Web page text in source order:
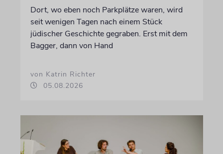
Dort, wo eben noch Parkplätze waren, wird
seit wenigen Tagen nach einem Stück
jüdischer Geschichte gegraben. Erst mit dem
Bagger, dann von Hand
von Katrin Richter
05.08.2026